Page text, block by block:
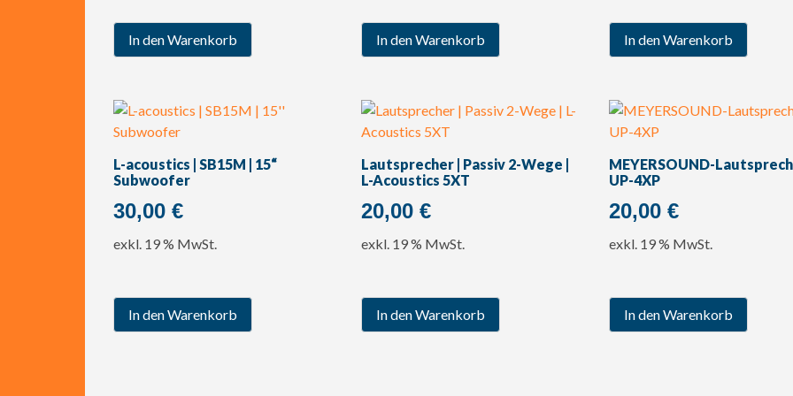
In den Warenkorb In den Warenkorb In den Warenkorb
L-acoustics | SB15M | 15“
Subwoofer
30,00 €
exkl. 19 % MwSt.
In den Warenkorb
Lautsprecher | Passiv 2-Wege |
L-Acoustics 5XT
20,00 €
exkl. 19 % MwSt.
In den Warenkorb
MEYERSOUND-
UP-4XP
20,00 €
exkl. 19 % MwSt.
In den Warenkorb